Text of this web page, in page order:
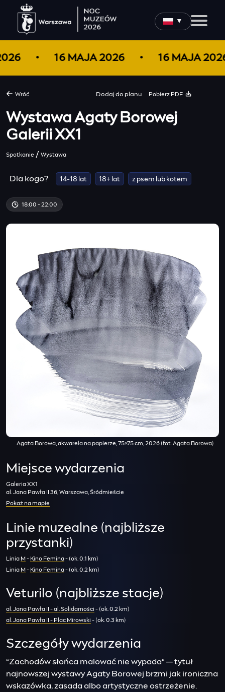
▼
16 MAJA 2026 16 MAJA
Dodaj do planu Pobierz PDF
Wróć
Wystawa Agaty Borowej
Galerii XX1
Spotkanie / Wystawa
Dla kogo? 14-18 lat 18+ lat z psem lub kotem
18:00 - 22:00
Agata Borowa, akwarela na papierze, 75×75 cm, 2026 (fot. Agata Borowa)
Miejsce wydarzenia
Galeria XX1
al. Jana Pawła II 36, Warszawa, Śródmieście
Pokaż na mapie
Linie muzealne (najbliższe
przystanki)
Linia M - Kino Femina- (ok. 0.1 km)
Linia M - Kino Femina- (ok. 0.2 km)
Veturilo (najbliższe stacje)
al. Jana Pawła II - al. Solidarności - (ok. 0.2 km)
al. Jana Pawła II - Plac Mirowski - (ok. 0.3 km)
Szczegóły wydarzenia
“Zachodów słońca malować nie wypada“ — tytuł
najnowszej wystawy Agaty Borowej brzmi jak ironiczna
wskazówka, zasada albo artystyczne ostrzeżenie.